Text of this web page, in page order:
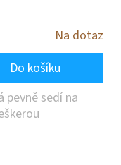
Na dotaz
Do košíku
pevně sedí na